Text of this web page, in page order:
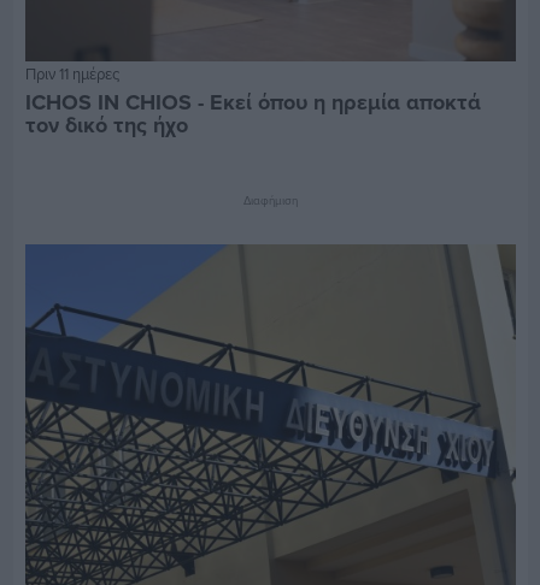
Πριν 11 ημέρες
ICHOS IN CHIOS - Εκεί όπου η ηρεμία αποκτά
τον δικό της ήχο
Διαφήμιση